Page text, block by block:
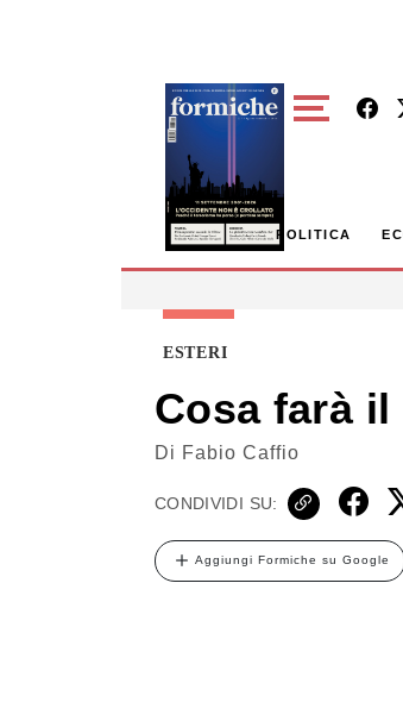
POLITICA
ESTERI
Cosa farà
Di Fabio Caffio
CONDIVIDI SU:
Aggiungi Formiche su Google